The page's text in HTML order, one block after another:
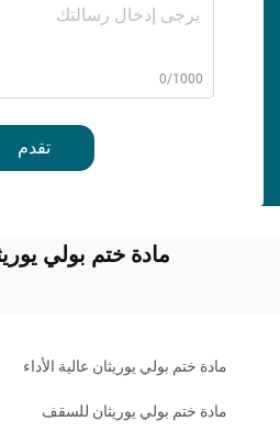
0/1000
تقدم
مادة ختم بولي
مادة ختم بولي يوريثان عالية الأداء
مادة ختم بولي يوريثان للسقف